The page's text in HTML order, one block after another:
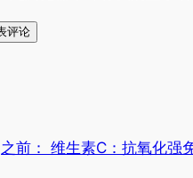
之前： 维生素C：抗氧化强